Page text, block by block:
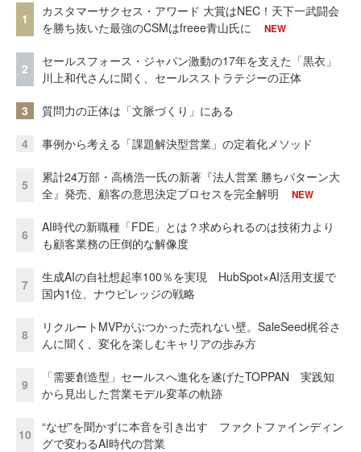
1
カスタマーサクセス・アワード 大賞はNEC！天下一武闘会
を勝ち抜いた最強のCSMはfreee青山氏に
NEW
2
セールスフォース・ジャパン激動の17年を支えた「黒衣」
川上和代さんに聞く、セールスストラテジーの正体
3 質問力の正体は「文脈づくり」にある
4 事例から考える「課題解決型営業」の定着化メソッド
5
累計24万部・高橋浩一氏の新著『法人営業 勝ちパターン大
全』発売、顧客の意思決定プロセスを完全解明
NEW
6
AI時代の新職種「FDE」とは？求められるのは技術力より
も顧客業務の圧倒的な解像度
7
生成AIの自社想起率100％を実現 HubSpot×AI活用支援で
国内1位、ナウビレッジの戦略
8
リクルートMVPがぶつかった売れない壁。SaleSeed梶谷さ
んに聞く、変化を楽しむキャリアの歩み方
9
「需要創造型」セールスへ進化を遂げたTOPPAN 実践知
から見出した営業モデル変革の軌跡
10
“なぜ”を聞かずに本音を引き出す ファクトファインディン
グで変わるAI時代の営業